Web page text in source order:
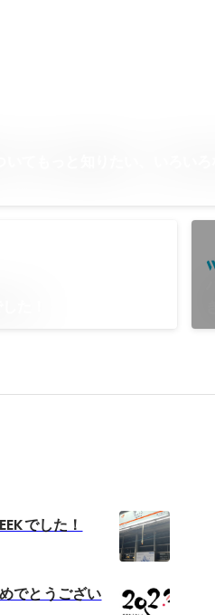
でした！
でとうござい